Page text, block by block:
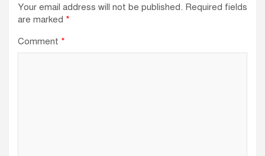
Your email address will not be published. Required fields
are marked *
Comment *